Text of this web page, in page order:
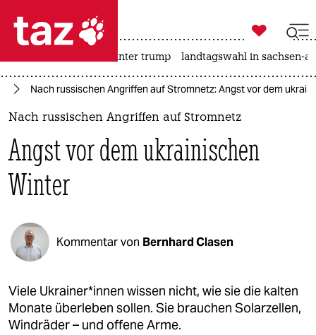
 taz zahl ich
taz zahl ich
politik
öko
gesellschaft
kultur
sport
berlin

taz zahl ich
usa unter trump landtagswahl in sachsen-
Nach russischen Angriffen auf Stromnetz: Angst vor dem
Nach russischen Angriffen auf Stromnetz
Angst vor dem ukrainischen
Winter
Kommentar von Bernhard Clasen
Viele Ukrai­ne­r*in­nen wissen nicht, wie sie die kalten
Monate überleben sollen. Sie brauchen Solarzellen,
Windräder – und offene Arme.